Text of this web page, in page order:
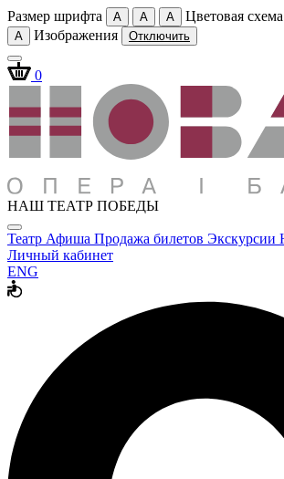
Размер шрифта A A A Цветовая схема
A
Изображения Отключить
0
НАШ ТЕАТР ПОБЕДЫ
Театр Афиша Продажа билетов Экскурсии
Личный кабинет
ENG